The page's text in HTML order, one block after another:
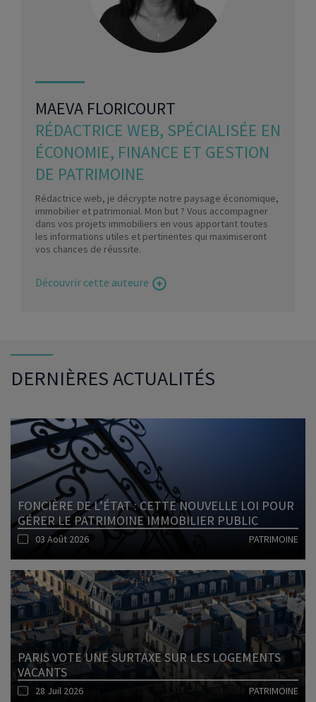
MAEVA FLORICOURT
RÉDACTRICE WEB, SPÉCIALISÉE EN
ÉCONOMIE, FINANCE ET GESTION
DE PATRIMOINE
Rédactrice web, je décrypte notre paysage économique,
immobilier et patrimonial. Mon but ? Vous accompagner
dans vos projets immobiliers en vous apportant toutes
les informations utiles et pertinentes qui maximiseront
vos chances de réussite.
Découvrir cette auteure
DERNIÈRES ACTUALITÉS
FONCIÈRE DE L’ÉTAT : CETTE NOUVELLE LOI POUR
GÉRER LE PATRIMOINE IMMOBILIER PUBLIC
03 Août 2026 PATRIMOINE
Lire l'article
PARIS VOTE UNE SURTAXE SUR LES LOGEMENTS
VACANTS
28 Juil 2026 PATRIMOINE